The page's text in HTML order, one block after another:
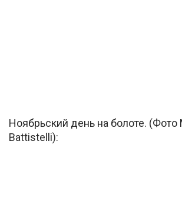
Ноябрьский день на болоте. (Фото
Battistelli):